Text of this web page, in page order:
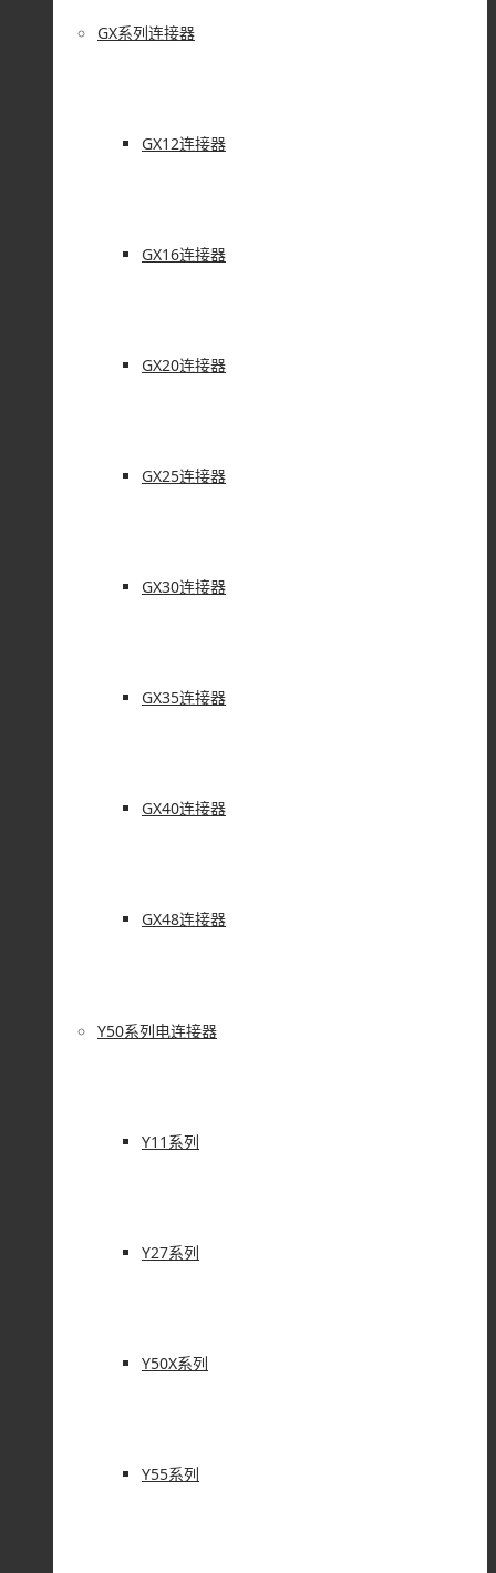
GX系列连接器
GX12连接器
GX16连接器
GX20连接器
GX25连接器
GX30连接器
GX35连接器
GX40连接器
GX48连接器
Y50系列电连接器
Y11系列
Y27系列
Y50X系列
Y55系列